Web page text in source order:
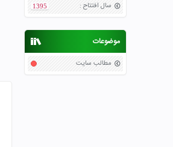
سال افتتاح :
1395
موضوعات
مطالب سایت